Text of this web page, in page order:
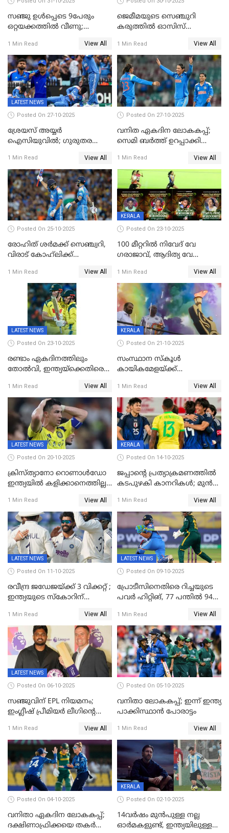
സഞ്ജു ഉൾപ്പെടെ 9പേരും
ഒറ്റയക്കത്തിൽ വീണു;
ഹര്‍ഷിതും മാത്രം;
മെല്‍ബണില്‍
ഇന്ത്യയ്‌ക്കെതിരെ ഓസീസ്
ലക്ഷ്യം 126 റണ്‍സ്
1 Min Read View All
ജെമീമയുടെ സെഞ്ചുറി
കരുത്തിൽ ഓസിസ്
തകർന്നു; അഞ്ച് വിക്കറ്റ്
ജയവുമായി ഇന്ത്യൻ
വനിതകൾ ലോകകപ്പ്
കലാശപ്പോരിന്
1 Min Read View All
LATEST NEWS
Posted On 27-10-2025
ശ്രേയസ് അയ്യര്‍
ഐസിയുവില്‍; ഗുരുതര
1 Min Read View All
Posted On 27-10-2025
വനിത ഏകദിന ലോകകപ്പ്;
സെമി ബര്‍ത്ത് ഉറപ്പാക്കി
1 Min Read View All
Posted On 25-10-2025
രോഹിത് ശർമക്ക് സെഞ്ച്വറി,
വിരാട് കോഹ്‍ലിക്ക്
മുൻനായകരുടെ മികവിൽ
ഓസീസിനെതിരെ ഉജ്ജ്വല
1 Min Read View All
KERALA
Posted On 23-10-2025
100 മീറ്ററിൽ നിവേദ് വേ​
ഗരാജാവ്, ആദിത്യ വേ​
ബോയ്സിലും സബ്‌ജൂനിയർ
ഗേൾസിലും റെക്കോർഡോടെ
സ്വർണം, ദേവപ്രിയ 87ലെ
റെക്കോർഡ് തിരുത്തി
1 Min Read View All
LATEST NEWS
Posted On 23-10-2025
രണ്ടാം ഏകദിനത്തിലും
തോൽവി, ഇന്ത്യയ്‌ക്കെതിരെ
1 Min Read View All
KERALA
Posted On 21-10-2025
സംസ്ഥാന സ്കൂൾ
കായികമേളയ്ക്ക്
ഒളിംപിക്‌സിന്റെ ഉദ്‌ഘാടനം
നിർവഹിച്ച് ധനമന്ത്രി K N
ബാലഗോപാൽ;ദീപശിഖ
തെളിയിച്ച് I M വിജയൻ
1 Min Read View All
LATEST NEWS
Posted On 20-10-2025
ക്രിസ്ത്യാനോ റൊണാൾഡോ
ഇന്ത്യയിൽ കളിക്കാനെത്തില്ല;
ഉൾപ്പെടുത്തിയില്ല
1 Min Read View All
KERALA
Posted On 14-10-2025
ജപ്പാന്റെ പ്രത്യാക്രമണത്തിൽ
കടപുഴകി കാനറികൾ; മുൻ
ജപ്പാന്റെ ആദ്യ ജയം
1 Min Read View All
LATEST NEWS
Posted On 11-10-2025
രവീന്ദ്ര ജഡേജയ്ക്ക് 3 വിക്കറ്റ് ;
ഇന്ത്യയുടെ സ്കോറിന്
നാല് വിക്കറ്റ് നഷ്ടം
1 Min Read View All
LATEST NEWS
Posted On 09-10-2025
പ്രോടീസിനെതിരെ റിച്ചയുടെ
പവർ ഹിറ്റിങ്, 77 പന്തില്‍ 94
ലക്ഷ്യമൊരുക്കി ഇന്ത്യ; 28
വര്‍ഷം പഴക്കമുള്ള ലോക
റെക്കോര്‍ഡ് തകര്‍ത്ത് സ്മൃതി
1 Min Read View All
LATEST NEWS
Posted On 06-10-2025
സഞ്ജുവിന് EPL നിയമനം;
ഇംഗ്ലീഷ് പ്രീമിയര്‍ ലീഗിന്‍റെ
അംബാസഡര്‍
1 Min Read View All
Posted On 05-10-2025
വനിതാ ലോകകപ്പ്; ഇന്ന് ഇന്ത്യ
പാക്കിസ്ഥാന്‍ പോരാട്ടം
1 Min Read View All
Posted On 04-10-2025
വനിതാ ഏകദിന ലോകകപ്പ്;
ദക്ഷിണാഫ്രിക്കയെ തകർത്ത്
KERALA
Posted On 02-10-2025
14വർഷം മുൻപുള്ള നല്ല
ഓർമകളുണ്ട്, ഇന്ത്യയിലുള്ള